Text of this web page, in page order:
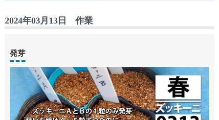
2024年03月13日 作業
発芽